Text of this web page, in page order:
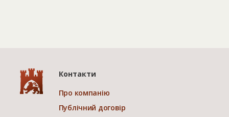
Контакти
Про компанію
Публічний договір